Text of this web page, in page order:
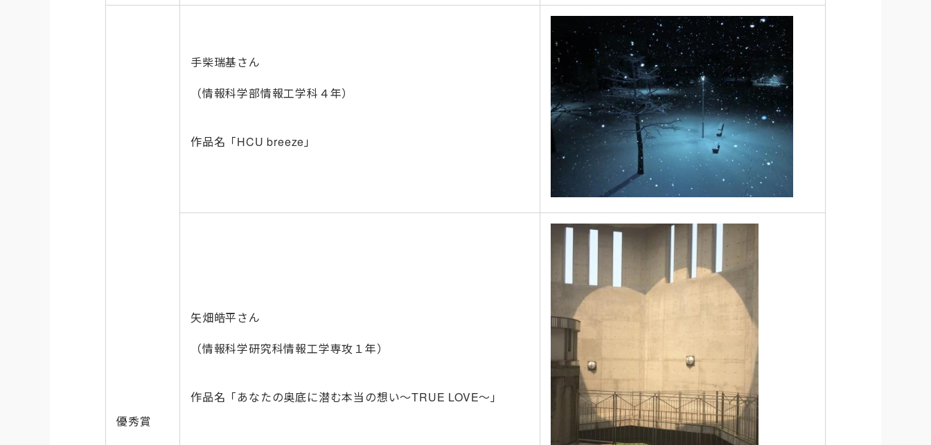
優秀賞
手柴瑞基さん
（情報科学部情報工学科４年）
作品名「HCU breeze」
矢畑皓平さん
（情報科学研究科情報工学専攻１年）
作品名「あなたの奥底に潜む本当の想い～TRUE LOVE～」